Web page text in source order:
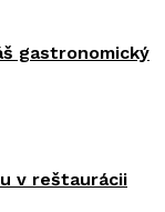
gastronomický
v reštaurácii